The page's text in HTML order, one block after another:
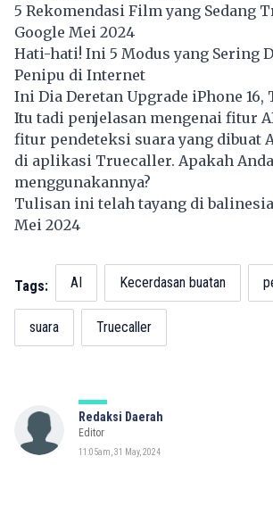
5 Rekomendasi Film yang Sedang
Google Mei 2024
Hati-hati! Ini 5 Modus yang Sering
Penipu di Internet
Ini Dia Deretan Upgrade iPhone
Itu tadi penjelasan mengenai fitur
fitur pendeteksi suara yang dibuat
di aplikasi Truecaller. Apakah
menggunakannya?
Tulisan ini telah tayang di
Mei 2024
Tags: AI Kecerdasan buatan
suara Truecaller
Redaksi Daerah
Editor
11:05am, 31 May, 2024